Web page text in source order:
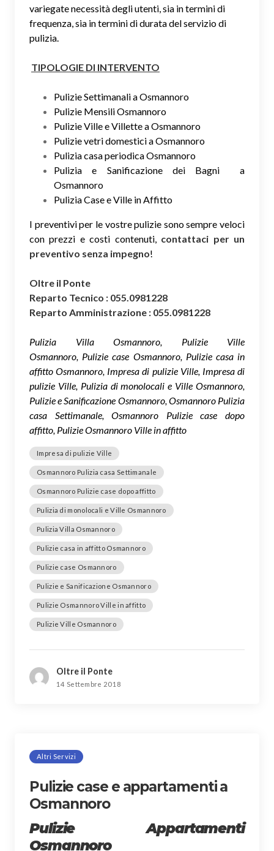
variegate necessità degli utenti, sia in termini di
frequenza, sia in termini di durata del servizio di
pulizia.
TIPOLOGIE DI INTERVENTO
Pulizie Settimanali a Osmannoro
Pulizie Mensili Osmannoro
Pulizie Ville e Villette a Osmannoro
Pulizie vetri domestici a Osmannoro
Pulizia casa periodica Osmannoro
Pulizia e Sanificazione dei Bagni a
Osmannoro
Pulizia Case e Ville in Affitto
I preventivi per le vostre pulizie sono sempre veloci
con prezzi e costi contenuti, contattaci per un
preventivo senza impegno!
Oltre il Ponte
Reparto Tecnico : 055.0981228
Reparto Amministrazione : 055.0981228
Pulizia Villa Osmannoro, Pulizie Ville
Osmannoro, Pulizie case Osmannoro, Pulizie casa in
affitto Osmannoro, Impresa di pulizie Ville, Impresa di
pulizie Ville, Pulizia di monolocali e Ville Osmannoro,
Pulizie e Sanificazione Osmannoro, Osmannoro Pulizia
casa Settimanale, Osmannoro Pulizie case dopo
affitto, Pulizie Osmannoro Ville in affitto
Impresa di pulizie Ville
Osmannoro Pulizia casa Settimanale
Osmannoro Pulizie case dopo affitto
Pulizia di monolocali e Ville Osmannoro
Pulizia Villa Osmannoro
Pulizie casa in affitto Osmannoro
Pulizie case Osmannoro
Pulizie e Sanificazione Osmannoro
Pulizie Osmannoro Ville in affitto
Pulizie Ville Osmannoro
Oltre il Ponte
14 Settembre 2018
Altri Servizi
Pulizie case e appartamenti a
Osmannoro
Pulizie Appartamenti
Osmannoro